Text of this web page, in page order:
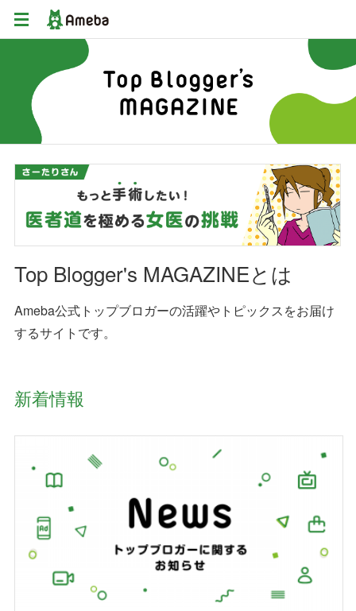
Top Blogger's MAGAZINEとは
Ameba公式トップブロガーの活躍やトピックスをお届け
するサイトです。
新着情報